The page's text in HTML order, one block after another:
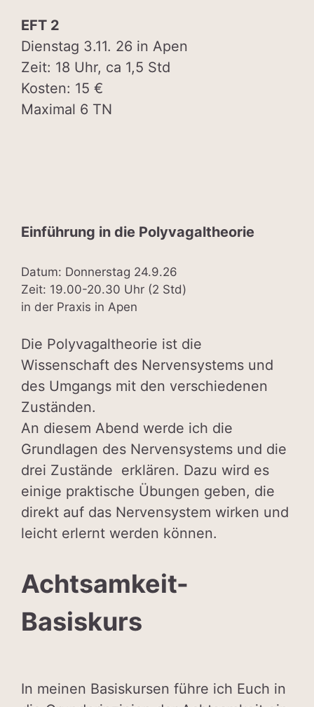
EFT 2
Dienstag 3.11. 26 in Apen
Zeit: 18 Uhr, ca 1,5 Std
Kosten: 15 €
Maximal 6 TN
Einführung in die Polyvagaltheorie
Datum: Donnerstag 24.9.26
Zeit: 19.00-20.30 Uhr (2 Std)
in der Praxis in Apen
Die Polyvagaltheorie ist die
Wissenschaft des Nervensystems und
des Umgangs mit den verschiedenen
Zuständen.
An diesem Abend werde ich die
Grundlagen des Nervensystems und die
drei Zustände erklären. Dazu wird es
einige praktische Übungen geben, die
direkt auf das Nervensystem wirken und
leicht erlernt werden können.
Achtsamkeit-
Basiskurs
In meinen Basiskursen führe ich Euch in